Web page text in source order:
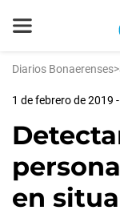
Diarios Bonaerenses>
1 de febrero de 2019
en